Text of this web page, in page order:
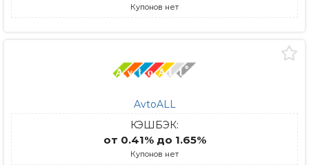
Купонов нет
AvtoALL
КЭШБЭК:
от 0.41% до 1.65%
Купонов нет